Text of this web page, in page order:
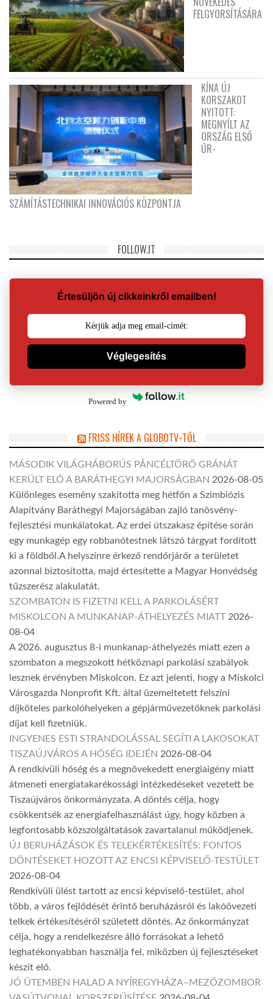
FELGYORSÍTÁSÁRA
KÍNA ÚJ
KORSZAKOT
NYITOTT:
MEGNYÍLT AZ
ORSZÁG ELSŐ
ŰR-
SZÁMÍTÁSTECHNIKAI INNOVÁCIÓS KÖZPONTJA
FOLLOW.IT
Értesüljön új cikkeinkről emailben!
Véglegesítés
Powered by
FRISS HÍREK A GLOBOTV-TŐL
MÁSODIK VILÁGHÁBORÚS PÁNCÉLTÖRŐ GRÁNÁT
KERÜLT ELŐ A BARÁTHEGYI MAJORSÁGBAN 2026-08-05
Különleges esemény szakította meg hétfőn a Szimbiózis
Alapítvány Baráthegyi Majorságában zajló tanösvény-
fejlesztési munkálatokat. Az erdei útszakasz építése során
egy munkagép egy robbanótestnek látszó tárgyat fordított
ki a földből.A helyszínre érkező rendőrjárőr a területet
azonnal biztosította, majd értesítette a Magyar Honvédség
tűzszerész alakulatát.
SZOMBATON IS FIZETNI KELL A PARKOLÁSÉRT
MISKOLCON A MUNKANAP-ÁTHELYEZÉS MIATT 2026-
08-04
A 2026. augusztus 8-i munkanap-áthelyezés miatt ezen a
szombaton a megszokott hétköznapi parkolási szabályok
lesznek érvényben Miskolcon. Ez azt jelenti, hogy a Miskolci
Városgazda Nonprofit Kft. által üzemeltetett felszíni
díjköteles parkolóhelyeken a gépjárművezetőknek parkolási
díjat kell fizetniük.
INGYENES ESTI STRANDOLÁSSAL SEGÍTI A LAKOSOKAT
TISZAÚJVÁROS A HŐSÉG IDEJÉN 2026-08-04
A rendkívüli hőség és a megnövekedett energiaigény miatt
átmeneti energiatakarékossági intézkedéseket vezetett be
Tiszaújváros önkormányzata. A döntés célja, hogy
csökkentsék az energiafelhasználást úgy, hogy közben a
legfontosabb közszolgáltatások zavartalanul működjenek.
ÚJ BERUHÁZÁSOK ÉS TELEKÉRTÉKESÍTÉS: FONTOS
DÖNTÉSEKET HOZOTT AZ ENCSI KÉPVISELŐ-TESTÜLET
2026-08-04
Rendkívüli ülést tartott az encsi képviselő-testület, ahol
több, a város fejlődését érintő beruházásról és lakóövezeti
telkek értékesítéséről született döntés. Az önkormányzat
célja, hogy a rendelkezésre álló forrásokat a lehető
leghatékonyabban használja fel, miközben új fejlesztéseket
készít elő.
JÓ ÜTEMBEN HALAD A NYÍREGYHÁZA–MEZŐZOMBOR